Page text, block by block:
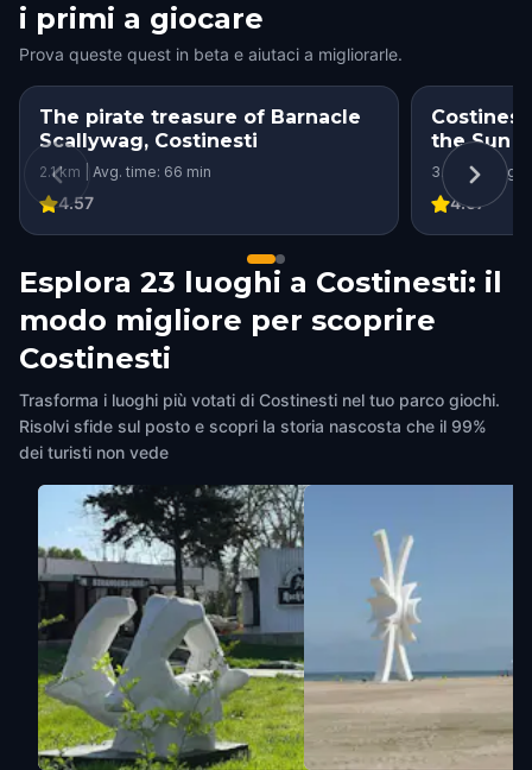
i primi a giocare
Prova queste quest in beta e aiutaci a migliorarle.
The pirate treasure of Barnacle
Scallywag, Costinesti
2.1 km | Avg. time: 66 min
4.57
the Sun
3.7 km | Avg.
4.67
Esplora 23 luoghi a Costinesti: il
modo migliore per scoprire
Costinesti
Trasforma i luoghi più votati di Costinesti nel tuo parco giochi.
Risolvi sfide sul posto e scopri la storia nascosta che il 99%
dei turisti non vede